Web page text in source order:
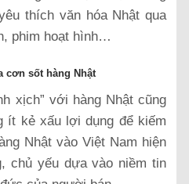
thích văn hóa Nhật qua
phim hoạt hình…
cơn sốt hàng Nhật
xịch” với hàng Nhật cũng
ít kẻ xấu lợi dụng để kiếm
Nhật vào Việt Nam hiện
chủ yếu dựa vào niềm tin